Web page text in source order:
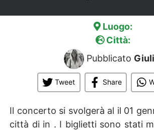
Luogo:
Città:
Pubblicato
Tweet Share
Il concerto si svolgerà al il 01
città di in . I biglietti sono stati